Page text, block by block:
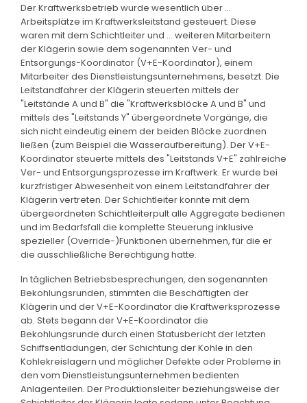
Der Kraftwerksbetrieb wurde wesentlich über ...
Arbeitsplätze im Kraftwerksleitstand gesteuert. Diese
waren mit dem Schichtleiter und ... weiteren Mitarbeitern
der Klägerin sowie dem sogenannten Ver- und
Entsorgungs-Koordinator (V+E-Koordinator), einem
Mitarbeiter des Dienstleistungsunternehmens, besetzt. Die
Leitstandfahrer der Klägerin steuerten mittels der
"Leitstände A und B" die "Kraftwerksblöcke A und B" und
mittels des "Leitstands Y" übergeordnete Vorgänge, die
sich nicht eindeutig einem der beiden Blöcke zuordnen
ließen (zum Beispiel die Wasseraufbereitung). Der V+E-
Koordinator steuerte mittels des "Leitstands V+E" zahlreiche
Ver- und Entsorgungsprozesse im Kraftwerk. Er wurde bei
kurzfristiger Abwesenheit von einem Leitstandfahrer der
Klägerin vertreten. Der Schichtleiter konnte mit dem
übergeordneten Schichtleiterpult alle Aggregate bedienen
und im Bedarfsfall die komplette Steuerung inklusive
spezieller (Override-)Funktionen übernehmen, für die er
die ausschließliche Berechtigung hatte.
In täglichen Betriebsbesprechungen, den sogenannten
Bekohlungsrunden, stimmten die Beschäftigten der
Klägerin und der V+E-Koordinator die Kraftwerksprozesse
ab. Stets begann der V+E-Koordinator die
Bekohlungsrunde durch einen Statusbericht der letzten
Schiffsentladungen, der Schichtung der Kohle in den
Kohlekreislagern und möglicher Defekte oder Probleme in
den vom Dienstleistungsunternehmen bedienten
Anlagenteilen. Der Produktionsleiter beziehungsweise der